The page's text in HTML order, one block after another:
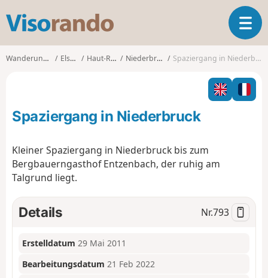
s
o
T
o
l
n
o
n
Wanderungen Elsass Haut-Rhin Niederbruck Spaziergang in Niederbruck
Spaziergang in Niederbruck
Kleiner Spaziergang in Niederbruck bis zum
Bergbauerngasthof Entzenbach, der ruhig am
Talgrund liegt.
Details Nr.793
Erstelldatum 29 Mai 2011
Bearbeitungsdatum 21 Feb 2022